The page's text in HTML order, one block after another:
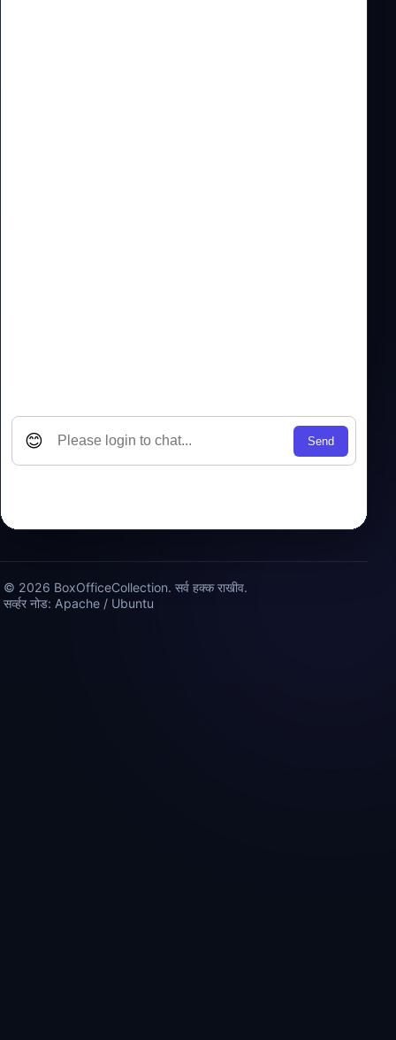
© 2026 BoxOfficeCollection. सर्व हक्क राखीव.
सर्व्हर नोड: Apache / Ubuntu